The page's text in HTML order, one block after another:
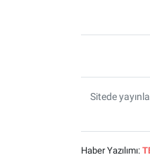
Sitede
Haber Yazılımı: